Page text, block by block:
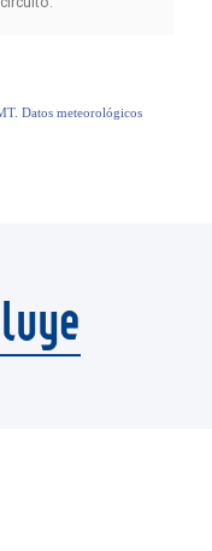
Datos meteorológicos